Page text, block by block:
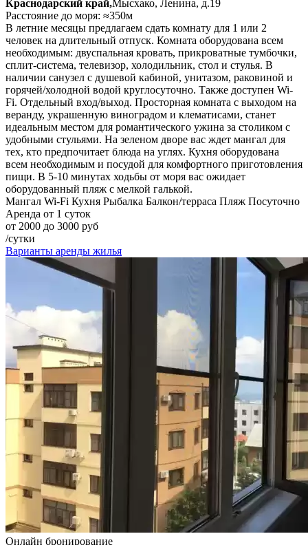
Краснодарский край,Мысхако, Ленина, д.19
Расстояние до моря: ≈350м
В летние месяцы предлагаем сдать комнату для 1 или 2
человек на длительный отпуск. Комната оборудована всем
необходимым: двуспальная кровать, прикроватные тумбочки,
сплит-система, телевизор, холодильник, стол и стулья. В
наличии санузел с душевой кабиной, унитазом, раковиной и
горячей/холодной водой круглосуточно. Также доступен Wi-
Fi. Отдельный вход/выход. Просторная комната с выходом на
веранду, украшенную виноградом и клематисами, станет
идеальным местом для романтического ужина за столиком с
удобными стульями. На зеленом дворе вас ждет мангал для
тех, кто предпочитает блюда на углях. Кухня оборудована
всем необходимым и посудой для комфортного приготовления
пищи. В 5-10 минутах ходьбы от моря вас ожидает
оборудованный пляж с мелкой галькой.
Мангал Wi-Fi Кухня Рыбалка Балкон/терраса Пляж Посуточно
Аренда от 1 суток
от 2000 до 3000 руб
/сутки
Варианты аренды жилья
Онлайн бронирование